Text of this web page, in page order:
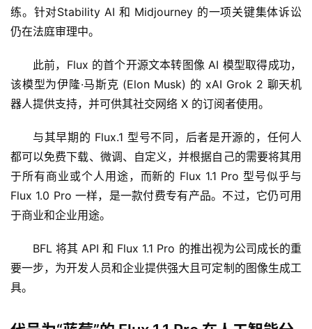
练。针对Stability AI 和 Midjourney 的一项关键集体诉讼
仍在法庭审理中。
此前，Flux 的首个开源文本转图像 AI 模型取得成功，
该模型为伊隆·马斯克 (Elon Musk) 的 xAI Grok 2 聊天机
器人提供支持，并可供其社交网络 X 的订阅者使用。
与其早期的 Flux.1 型号不同，后者是开源的，任何人
都可以免费下载、微调、自定义，并根据自己的需要将其用
于所有商业或个人用途，而新的 Flux 1.1 Pro 型号似乎与
Flux 1.0 Pro 一样，是一款付费专有产品。不过，它仍可用
于商业和企业用途。
BFL 将其 API 和 Flux 1.1 Pro 的推出视为公司成长的重
要一步，为开发人员和企业提供强大且可定制的图像生成工
具。